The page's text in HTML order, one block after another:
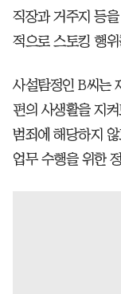
직장과 거주지 등
적으로 스토킹 행
사설탐정인 B씨는
편의 사생활을 지
범죄에 해당하지
업무 수행을 위한